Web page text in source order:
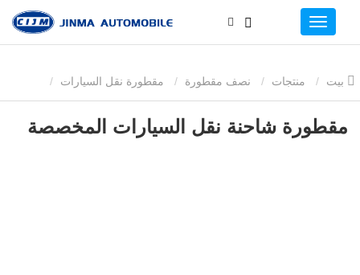
منتجات نصف مقطورة مقطورة نقل السيارات
مقطورة شاحنة نقل السيارات المخصصة
مقطورة شاحنة نقل السيارات المخصصة